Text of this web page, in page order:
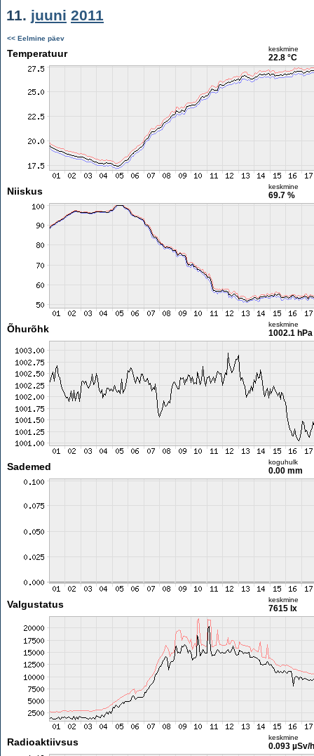
11. juuni 2011
<< Eelmine päev
Temperatuur keskmine
22.8 °C
Niiskus keskmine
69.7 %
Õhurõhk keskmine
1002.1 hPa
Sademed koguhulk
0.00 mm
Valgustatus keskmine
7615 lx
Radioaktiivsus keskmine
0.093 µSv/h